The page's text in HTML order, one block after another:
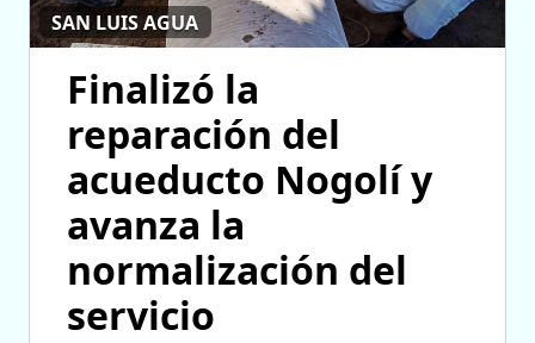
SAN LUIS AGUA
Finalizó la
reparación del
acueducto Nogolí y
avanza la
normalización del
servicio